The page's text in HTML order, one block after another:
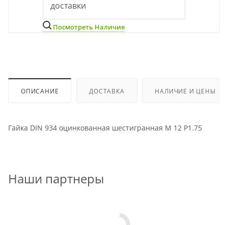
доставки
Посмотреть Наличие
ОПИСАНИЕ ДОСТАВКА НАЛИЧИЕ И ЦЕНЫ
Гайка DIN 934 оцинкованная шестигранная M 12 P1.75
Наши партнеры